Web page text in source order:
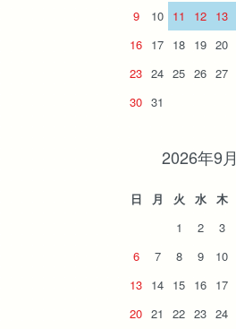
9
10 11 12 13
16 17 18 19 20
23 24 25 26 27
30 31
2026年9月
日 月 火 水 木
1
2 3
6
7 8 9 10
13 14 15 16 17
20 21 22 23 24